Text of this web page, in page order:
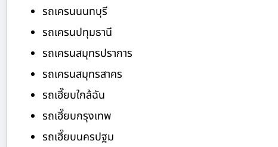
รถเครนนนทบุรี
รถเครนปทุมธานี
รถเครนสมุทรปราการ
รถเครนสมุทรสาคร
รถเฮี๊ยบใกล้ฉัน
รถเฮี๊ยบกรุงเทพ
รถเฮี๊ยบนครปฐม